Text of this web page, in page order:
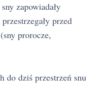
zapowiadały
przed
prorocze,
do dziś przestrzeń snu